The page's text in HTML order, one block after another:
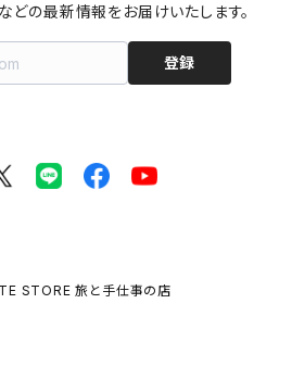
どの最新情報をお届けいたします。
登録
STORE 旅と手仕事の店